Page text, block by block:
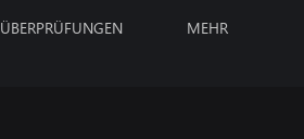
ÜBERPRÜFUNGEN MEHR